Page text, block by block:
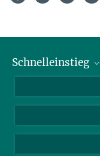
Schnelleinstieg
Studierende